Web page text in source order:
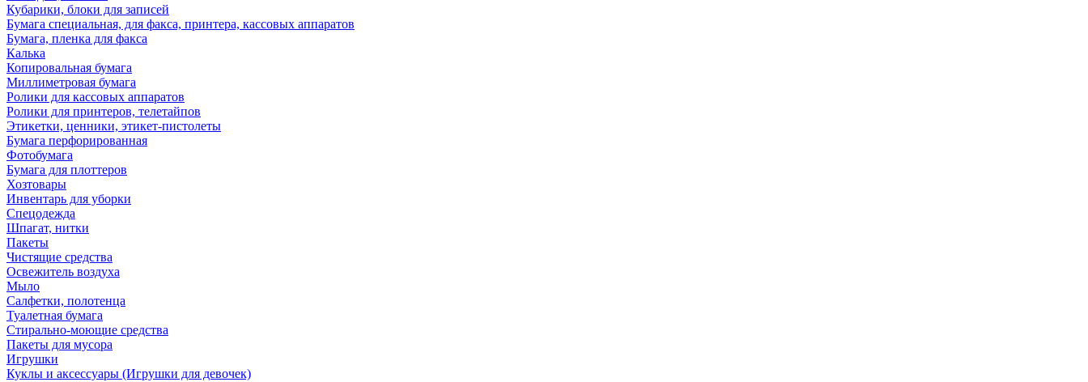
Кубарики, блоки для записей
Бумага специальная, для факса, принтера, кассовых аппаратов
Бумага, пленка для факса
Калька
Копировальная бумага
Миллиметровая бумага
Ролики для кассовых аппаратов
Ролики для принтеров, телетайпов
Этикетки, ценники, этикет-пистолеты
Бумага перфорированная
Фотобумага
Бумага для плоттеров
Хозтовары
Инвентарь для уборки
Спецодежда
Шпагат, нитки
Пакеты
Чистящие средства
Освежитель воздуха
Мыло
Салфетки, полотенца
Туалетная бумага
Стирально-моющие средства
Пакеты для мусора
Игрушки
Куклы и аксессуары (Игрушки для девочек)